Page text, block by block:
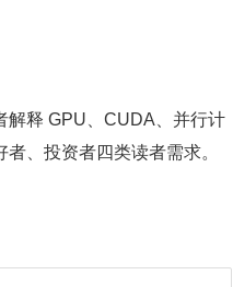
解释 GPU、CUDA、并行计
、投资者四类读者需求。